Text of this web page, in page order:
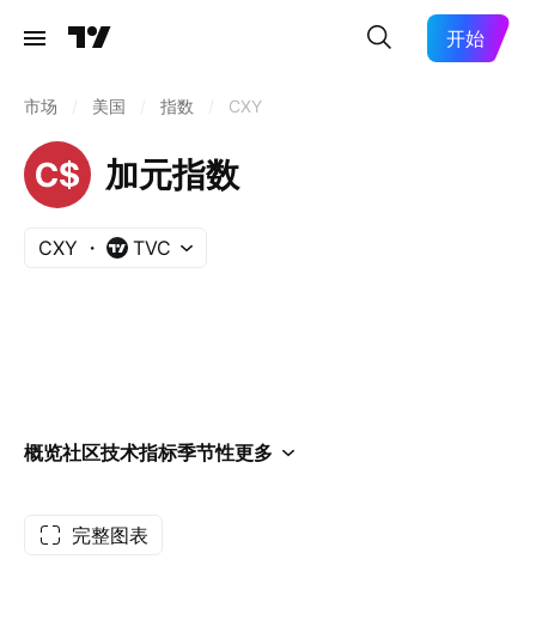
开始
市场 美国 指数 CXY
加元指数
CXY TVC
概览社区技术指标季节性更多
完整图表